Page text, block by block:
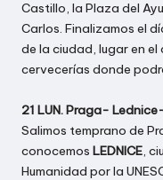
Castillo, la Plaza del
Carlos. Finalizamos el
de la ciudad, lugar en
cervecerías donde
21 LUN. Praga-
Salimos temprano de
conocemos LEDNICE,
Humanidad por la